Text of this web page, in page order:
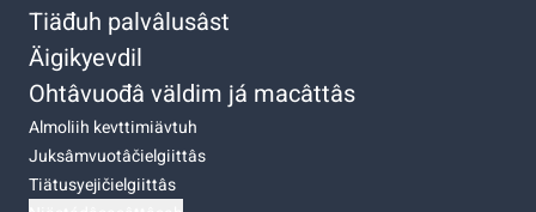
Tiäđuh palvâlusâst
Äigikyevdil
Ohtâvuođâ väldim já macâttâs
Almoliih kevttimiävtuh
Juksâmvuotâčielgiittâs
Tiätusyejičielgiittâs